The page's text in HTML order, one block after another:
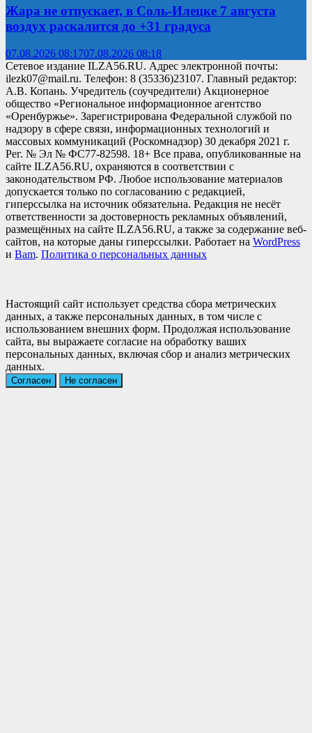
Жара не отпускает, в Соль-Илецке 7 августа
воздух раскалится до +31 градуса
07.08.2026 08:1707.08.2026 08:18
Сетевое издание ILZA56.RU. Адрес электронной почты:
ilezk07@mail.ru. Телефон: 8 (35336)23107. Главный редактор:
А.В. Копань. Учредитель (соучредители) Акционерное
общество «Региональное информационное агентство
«Оренбуржье». Зарегистрирована Федеральной службой по
надзору в сфере связи, информационных технологий и
массовых коммуникаций (Роскомнадзор) 30 декабря 2021 г.
Рег. № Эл № ФС77-82598. 18+ Все права, опубликованные на
сайте ILZA56.RU, охраняются в соответствии с
законодательством РФ. Любое использование материалов
допускается только по согласованию с редакцией,
гиперссылка на источник обязательна. Редакция не несёт
ответственности за достоверность рекламных объявлений,
размещённых на сайте ILZA56.RU, а также за содержание веб-
сайтов, на которые даны гиперссылки. Работает на WordPress
и Bam. Политика о персональных данных
Настоящий сайт использует средства сбора метрических
данных, а также персональных данных, в том числе с
использованием внешних форм. Продолжая использование
сайта, вы выражаете согласие на обработку ваших
персональных данных, включая сбор и анализ метрических
данных.
Согласен Не согласен